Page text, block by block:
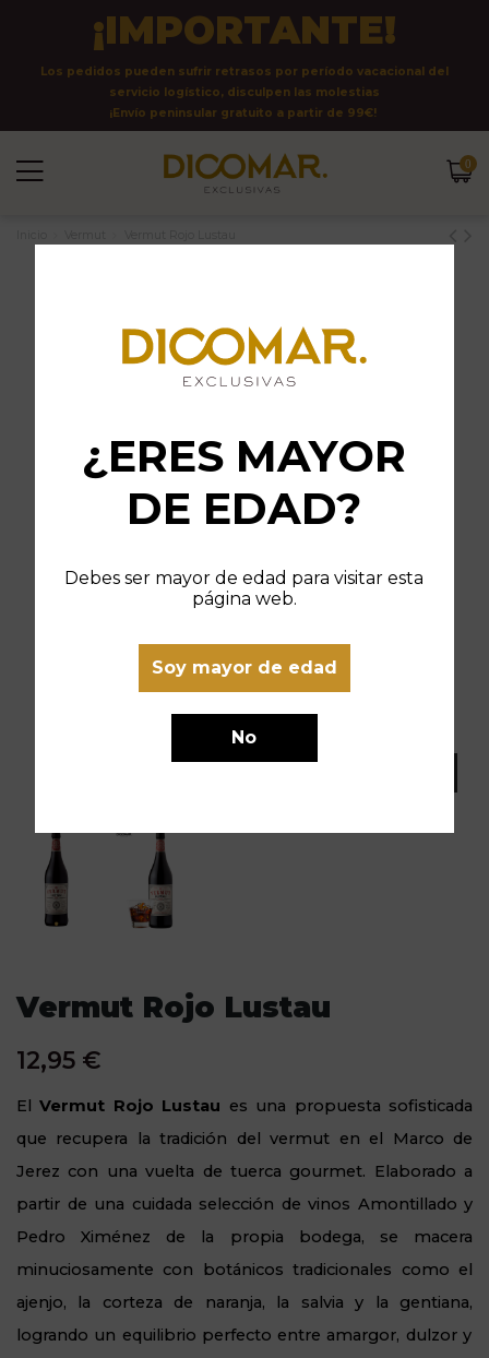
¿ERES MAYOR
DE EDAD?
Debes ser mayor de edad para visitar esta
página web.
Soy mayor de edad
No
¡IMPORTANTE!
Los pedidos pueden sufrir retrasos por período vacacional del
servicio logístico, disculpen las molestias
¡Envío peninsular gratuito a partir de 99€!
0
Vermut Rojo Lustau
12,95 €
ElVermut Rojo Lustau es una propuesta sofisticada
que recupera la tradición del vermut en el Marco de
Jerez con una vuelta de tuerca gourmet. Elaborado a
partir de una cuidada selección de vinos Amontillado y
Pedro Ximénez de la propia bodega, se macera
minuciosamente con botánicos tradicionales como el
ajenjo, la corteza de naranja, la salvia y la gentiana,
logrando un equilibrio perfecto entre amargor, dulzor y